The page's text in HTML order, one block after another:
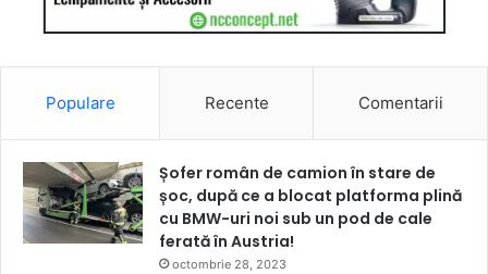
Populare Recente Comentarii
Șofer român de camion în stare de
șoc, după ce a blocat platforma plină
cu BMW-uri noi sub un pod de cale
ferată în Austria!
octombrie 28, 2023